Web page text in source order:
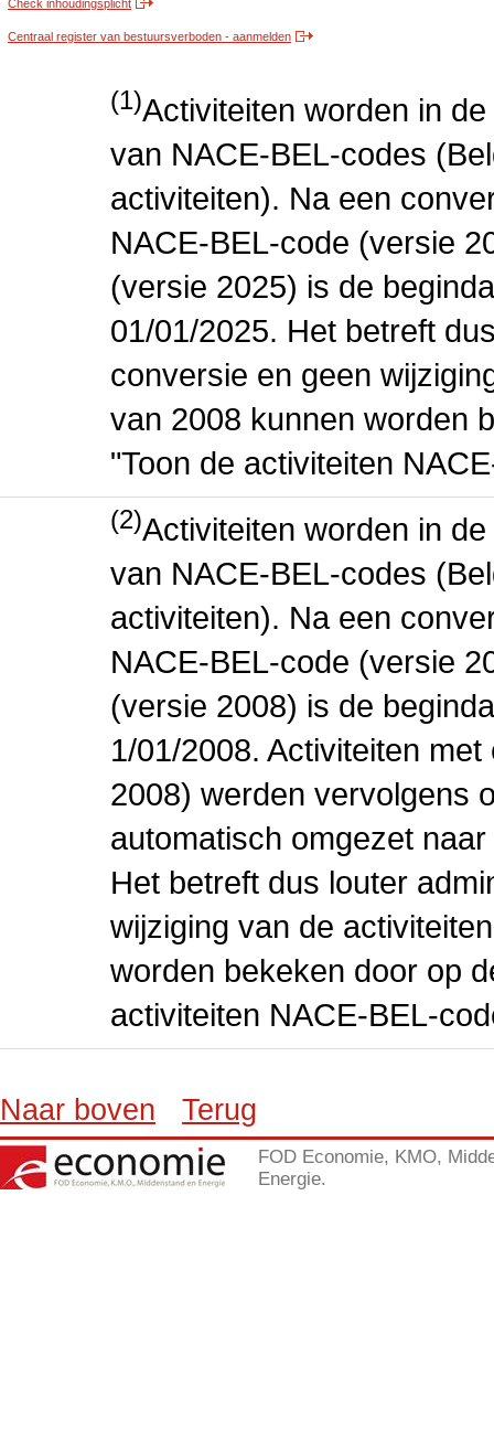
Check inhoudingsplicht
Centraal register van bestuursverboden - aanmelden
(1)Activiteiten worden in
van NACE-BEL-codes
activiteiten). Na een
NACE-BEL-code (versie
(versie 2025) is de
01/01/2025. Het betreft
conversie en geen
van 2008 kunnen worden
"Toon de activiteiten
(2)Activiteiten worden in
van NACE-BEL-codes
activiteiten). Na een
NACE-BEL-code (versie
(versie 2008) is de
1/01/2008. Activiteiten
2008) werden vervolgens
automatisch omgezet
Het betreft dus louter
wijziging van de
worden bekeken door op
activiteiten NACE-BEL-
Naar boven Terug
FOD Economie, KMO,
Energie.